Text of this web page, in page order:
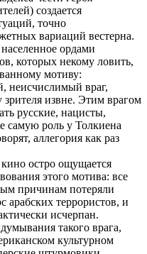
создается
точно
вариаций вестерна.
ордами
которых некому ловить,
мотиву:
враг,
извне. Этим врагом
русские, нацисты,
самую роль у Толкиена
аллегория как раз
остро ощущается
этого мотива: все
причинам потеряли
арабских террористов, и
исчерпан.
такого врага,
культурном